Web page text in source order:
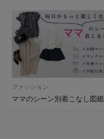
ファッション
ママのシーン別着こなし図鑑